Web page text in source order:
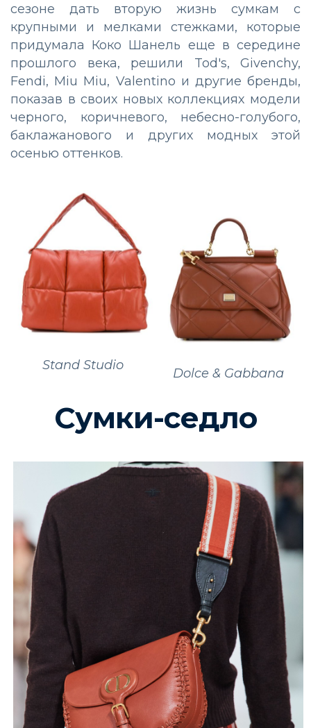
сезоне дать вторую жизнь сумкам с
крупными и мелками стежками, которые
придумала Коко Шанель еще в середине
прошлого века, решили Tod's, Givenchy,
Fendi, Miu Miu, Valentino и другие бренды,
показав в своих новых коллекциях модели
черного, коричневого, небесно-голубого,
баклажанового и других модных этой
осенью оттенков.
Stand Studio
Dolce & Gabbana
Сумки-седло